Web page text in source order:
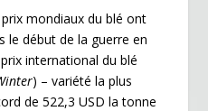
mondiaux du blé ont
le début de la guerre en
international du blé
) – variété la plus
de 522,3 USD la tonne